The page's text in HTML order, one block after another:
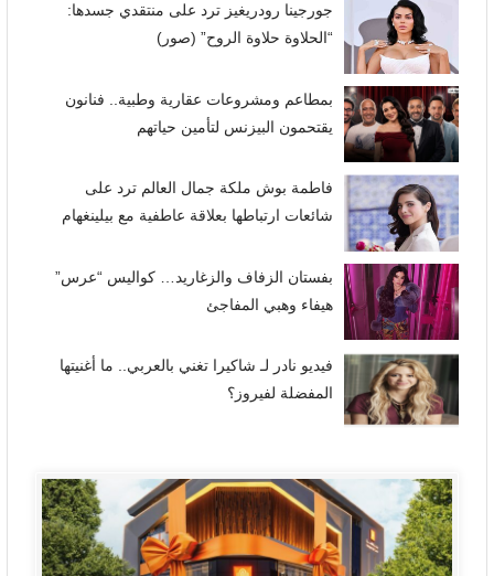
جورجينا رودريغيز ترد على منتقدي جسدها:
“الحلاوة حلاوة الروح” (صور)
بمطاعم ومشروعات عقارية وطبية.. فنانون
يقتحمون البيزنس لتأمين حياتهم
فاطمة بوش ملكة جمال العالم ترد على
شائعات ارتباطها بعلاقة عاطفية مع بيلينغهام
بفستان الزفاف والزغاريد… كواليس “عرس”
هيفاء وهبي المفاجئ
فيديو نادر لـ شاكيرا تغني بالعربي.. ما أغنيتها
المفضلة لفيروز؟